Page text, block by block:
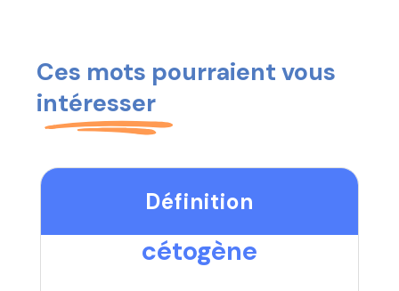
Ces mots pourraient vous
intéresser
Définition
cétogène